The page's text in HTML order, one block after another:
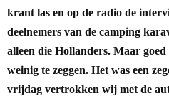
krant las en op de radio de
deelnemers van de camping
alleen die Hollanders. Maar
weinig te zeggen. Het was een
vrijdag vertrokken wij met de